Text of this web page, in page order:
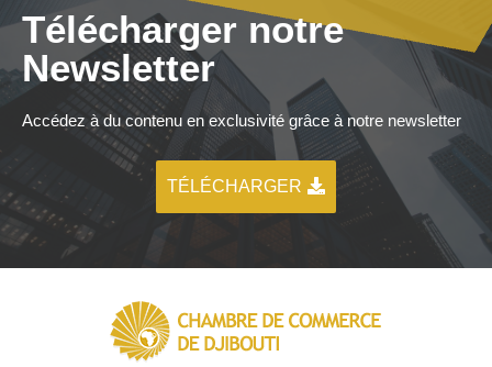
Télécharger notre
Newsletter
Accédez à du contenu en exclusivité grâce à notre newsletter
TÉLÉCHARGER